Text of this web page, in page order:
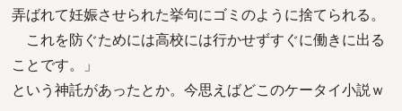
弄ばれて妊娠させられた挙句にゴミのように捨てられる。
これを防ぐためには高校には行かせずすぐに働きに出る
ことです。」
という神託があったとか。今思えばどこのケータイ小説ｗ